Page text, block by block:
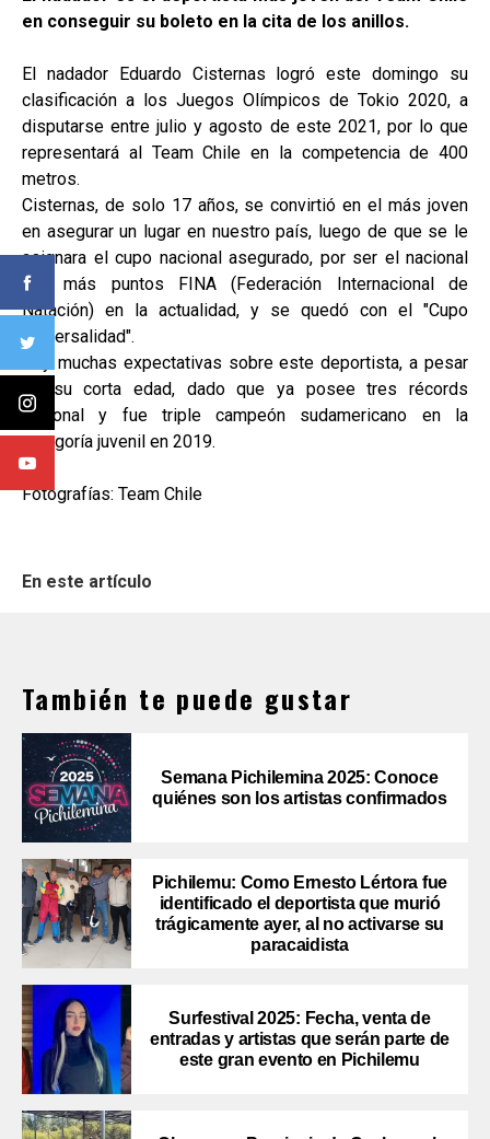
en conseguir su boleto en la cita de los anillos.
El nadador Eduardo Cisternas logró este domingo su
clasificación a los Juegos Olímpicos de Tokio 2020, a
disputarse entre julio y agosto de este 2021, por lo que
representará al Team Chile en la competencia de 400
metros.
Cisternas, de solo 17 años, se convirtió en el más joven
en asegurar un lugar en nuestro país, luego de que se le
asignara el cupo nacional asegurado, por ser el nacional
con más puntos FINA (Federación Internacional de
Natación) en la actualidad, y se quedó con el "Cupo
Universalidad".
Hay muchas expectativas sobre este deportista, a pesar
de su corta edad, dado que ya posee tres récords
nacional y fue triple campeón sudamericano en la
categoría juvenil en 2019.
Fotografías: Team Chile
En este artículo
También te puede gustar
Semana Pichilemina 2025: Conoce
quiénes son los artistas confirmados
Pichilemu: Como Ernesto Lértora fue
identificado el deportista que murió
trágicamente ayer, al no activarse su
paracaidista
Surfestival 2025: Fecha, venta de
entradas y artistas que serán parte de
este gran evento en Pichilemu